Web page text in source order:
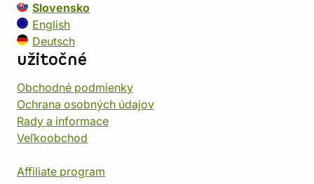
Slovensko
English
Deutsch
užitočné
Obchodné podmienky
Ochrana osobných údajov
Rady a informace
Veľkoobchod
Affiliate program